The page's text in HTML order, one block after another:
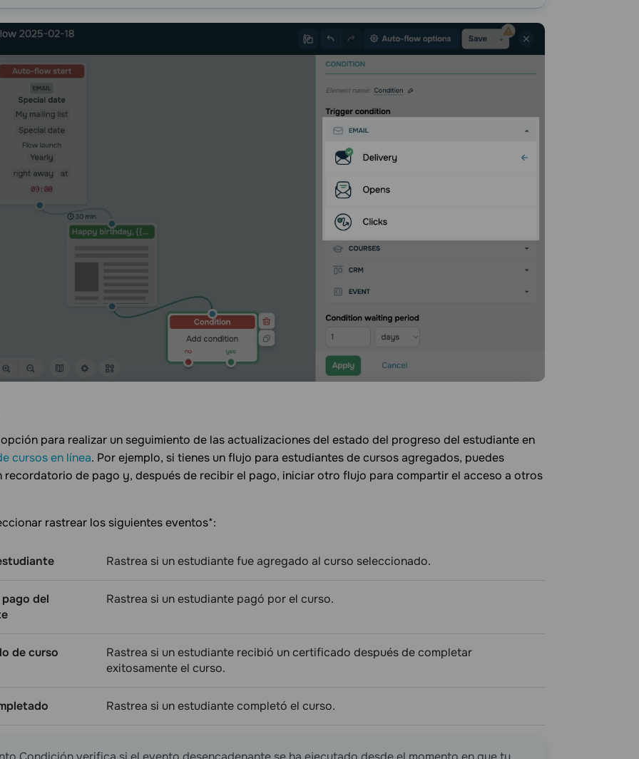
para realizar un seguimiento de las actualizaciones del estado del progreso del estudiante en
cursos en línea. Por ejemplo, si tienes un flujo para estudiantes de cursos agregados, puedes
recordatorio de pago y, después de recibir el pago, iniciar otro flujo para compartir el acceso a otros
rastrear los siguientes eventos*:
Rastrea si un estudiante fue agregado al curso seleccionado.
del
Rastrea si un estudiante pagó por el curso.
de curso
Rastrea si un estudiante recibió un certificado después de completar
exitosamente el curso.
Rastrea si un estudiante completó el curso.